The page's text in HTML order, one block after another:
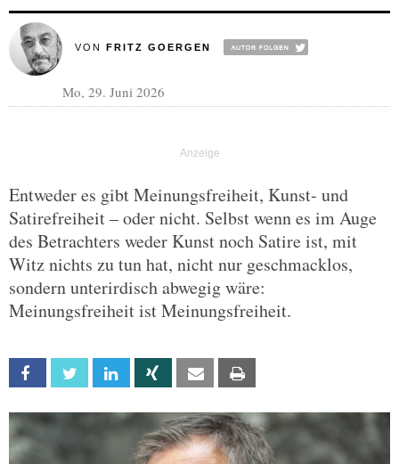
VON FRITZ GOERGEN
Mo, 29. Juni 2026
Entweder es gibt Meinungsfreiheit, Kunst- und
Satirefreiheit – oder nicht. Selbst wenn es im Auge
des Betrachters weder Kunst noch Satire ist, mit
Witz nichts zu tun hat, nicht nur geschmacklos,
sondern unterirdisch abwegig wäre:
Meinungsfreiheit ist Meinungsfreiheit.
Facebook Twitter Linkedin Xing Email